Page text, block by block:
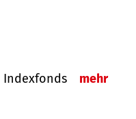
Indexfonds mehr